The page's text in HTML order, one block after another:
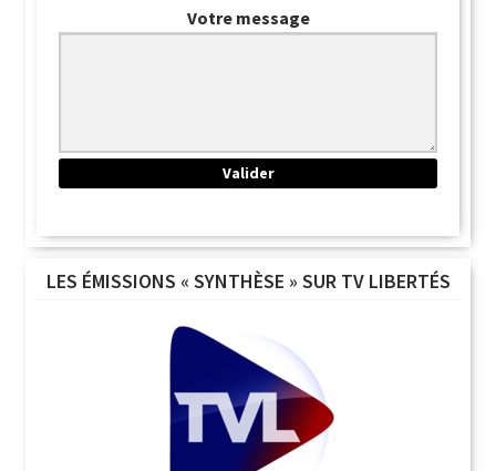
Votre message
LES ÉMISSIONS « SYNTHÈSE » SUR TV LIBERTÉS